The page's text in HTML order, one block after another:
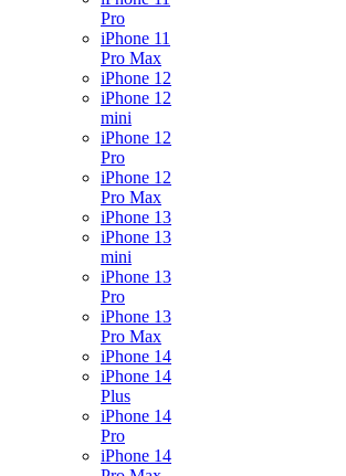
Pro
iPhone 11
Pro Max
iPhone 12
iPhone 12
mini
iPhone 12
Pro
iPhone 12
Pro Max
iPhone 13
iPhone 13
mini
iPhone 13
Pro
iPhone 13
Pro Max
iPhone 14
iPhone 14
Plus
iPhone 14
Pro
iPhone 14